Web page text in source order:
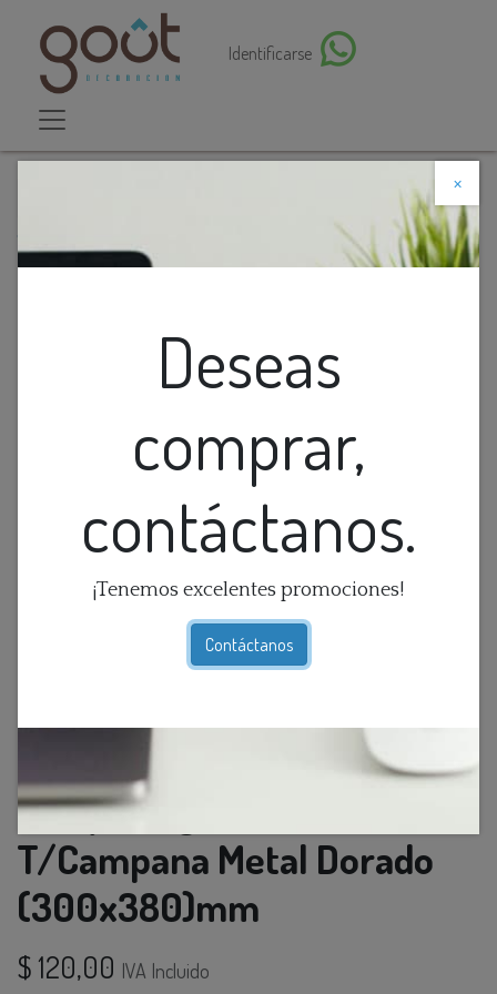
Identificarse
×
Deseas
comprar,
contáctanos.
¡Tenemos excelentes promociones!
Contáctanos
Descuento web
Lamp. Colg. 1L E27 T/Campana Metal Dorado
Lamp. Colg. 1L E27
T/Campana Metal Dorado
(300x380)mm
$ 120,00 IVA Incluido